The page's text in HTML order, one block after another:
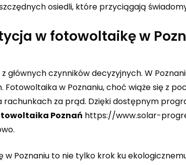
osiedli, które przyciągają
w fotowoltaikę w
czynników decyzyjnych. W
w Poznaniu, choć wiąże się z
rachunkach za prąd. Dzięki dostępnym
Poznań https://www.solar-
Poznaniu to nie tylko krok ku